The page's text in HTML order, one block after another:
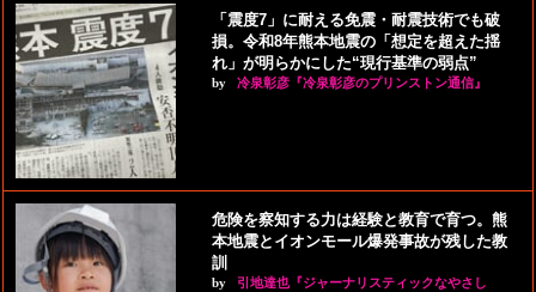
「震度7」に耐える免震・耐震技術でも破
損。令和8年熊本地震の「想定を超えた揺
れ」が明らかにした“現行基準の弱点”
by 冷泉彰彦『冷泉彰彦のプリンストン通信』
危険を察知する力は経験と教育で育つ。熊
本地震とイオンモール爆発事故が残した教
訓
by
引地達也『ジャーナリスティックなやさし